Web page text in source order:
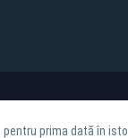
prima dată în